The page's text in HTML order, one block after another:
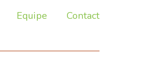
Equipe Contact